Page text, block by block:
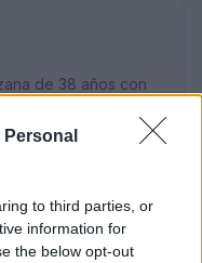
to third parties, or
information for
the below opt-out
de 38 años con
en 2015 desde la
necesidad de rigor
de Zaragoza y
sobre vida